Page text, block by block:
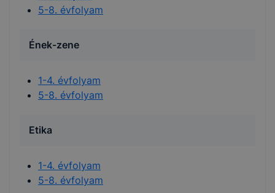
5-8. évfolyam
Ének-zene
1-4. évfolyam
5-8. évfolyam
Etika
1-4. évfolyam
5-8. évfolyam